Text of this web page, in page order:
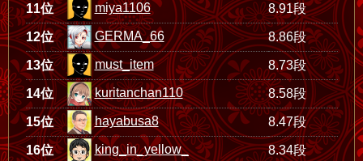
11位 miya1106 8.91段
12位 GERMA_66 8.86段
13位 must_item 8.73段
14位 kuritanchan110 8.58段
15位 hayabusa8 8.47段
16位 king_in_yellow_ 8.34段